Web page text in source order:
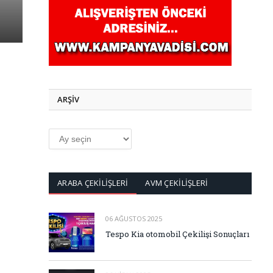
ARŞİV
ARŞİV
ARABA ÇEKİLİŞLERİ AVM ÇEKİLİŞLERİ
06 AĞUSTOS 2025
Tespo Kia otomobil Çekilişi Sonuçları